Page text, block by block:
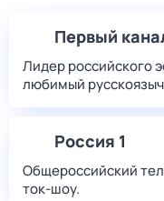
Первый
Лидер российского
любимый
Россия 1
Общероссийский
ток-шоу.